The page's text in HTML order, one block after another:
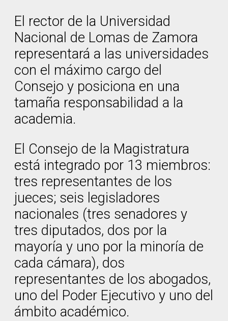
El rector de la Universidad
Nacional de Lomas de Zamora
representará a las universidades
con el máximo cargo del
Consejo y posiciona en una
tamaña responsabilidad a la
academia.
El Consejo de la Magistratura
está integrado por 13 miembros:
tres representantes de los
jueces; seis legisladores
nacionales (tres senadores y
tres diputados, dos por la
mayoría y uno por la minoría de
cada cámara), dos
representantes de los abogados,
uno del Poder Ejecutivo y uno del
ámbito académico.